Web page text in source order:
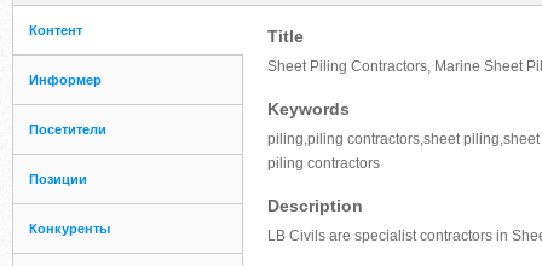
Контент
Информер
Посетители
Позиции
Конкуренты
Title
Sheet Piling Contractors, Marine Sheet
Keywords
piling,piling contractors,sheet
piling contractors
Description
LB Civils are specialist contractors in